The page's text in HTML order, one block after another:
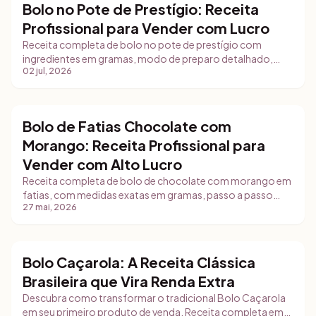
do que parece e por que a sobra da base precisa entrar na
conta.
Bolos
Bolo no Pote de Prestígio: Receita
Profissional para Vender com Lucro
Receita completa de bolo no pote de prestígio com
ingredientes em gramas, modo de preparo detalhado,
dicas de conservação e estratégia de vendas para
02 jul, 2026
Bolo de Fatias Chocolate com
Morango: Receita Profissional para
Vender com Alto Lucro
Receita completa de bolo de chocolate com morango em
fatias, com medidas exatas em gramas, passo a passo
detalhado, dicas de food styling e estratégias de
27 mai, 2026
Bolo Caçarola: A Receita Clássica
Brasileira que Vira Renda Extra
Descubra como transformar o tradicional Bolo Caçarola
em seu primeiro produto de venda. Receita completa em